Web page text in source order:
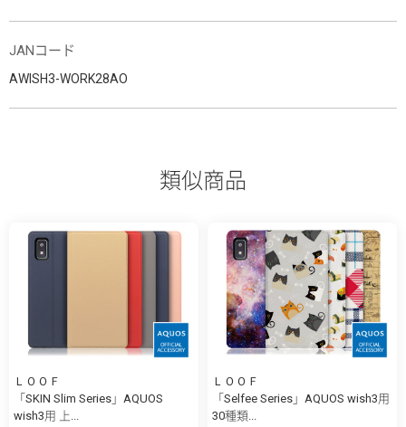
JANコード
AWISH3-WORK28AO
類似商品
ＬＯＯＦ
「SKIN Slim Series」AQUOS
wish3用 上...
ＬＯＯＦ
「Selfee Series」AQUOS wish3用
30種類...